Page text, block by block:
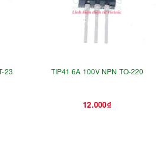
23 TIP41 6A 100V NPN TO-220
12.000₫